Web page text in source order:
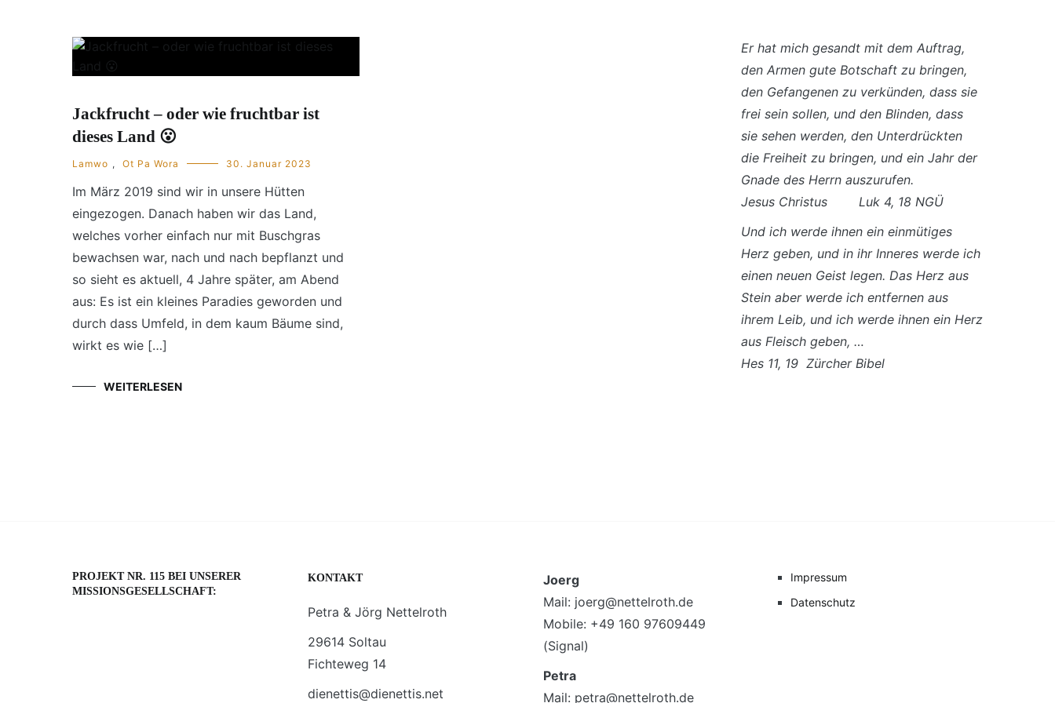
Jackfrucht – oder wie fruchtbar ist
dieses Land 😮
Lamwo , Ot Pa Wora 30. Januar 2023
Im März 2019 sind wir in unsere Hütten
eingezogen. Danach haben wir das Land,
welches vorher einfach nur mit Buschgras
bewachsen war, nach und nach bepflanzt und
so sieht es aktuell, 4 Jahre später, am Abend
aus: Es ist ein kleines Paradies geworden und
durch dass Umfeld, in dem kaum Bäume sind,
wirkt es wie […]
WEITERLESEN
Er hat mich gesandt mit dem Auftrag,
den Armen gute Botschaft zu bringen,
den Gefangenen zu verkünden, dass sie
frei sein sollen, und den Blinden, dass
sie sehen werden, den Unterdrückten
die Freiheit zu bringen, und ein Jahr der
Gnade des Herrn auszurufen.
Jesus Christus Luk 4, 18 NGÜ
Und ich werde ihnen ein einmütiges
Herz geben, und in ihr Inneres werde ich
einen neuen Geist legen. Das Herz aus
Stein aber werde ich entfernen aus
ihrem Leib, und ich werde ihnen ein Herz
aus Fleisch geben, …
Hes 11, 19 Zürcher Bibel
PROJEKT NR. 115 BEI UNSERER
MISSIONSGESELLSCHAFT:
KONTAKT
Petra & Jörg Nettelroth
29614 Soltau
Fichteweg 14
dienettis@dienettis.net
Joerg
Mail: joerg@nettelroth.de
Mobile: +49 160 97609449
(Signal)
Petra
Mail: petra@nettelroth.de
Impressum
Datenschutz